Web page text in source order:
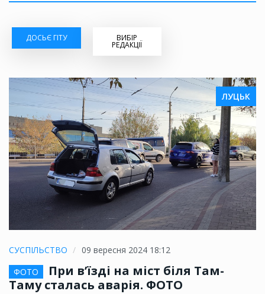
ДОСЬЄ ГІТУ ВИБІР
РЕДАКЦІЇ
ЛУЦЬК
СУСПІЛЬСТВО
09 вересня 2024 18:12
ФОТО
При в’їзді на міст біля Там-
Таму сталась аварія. ФОТО